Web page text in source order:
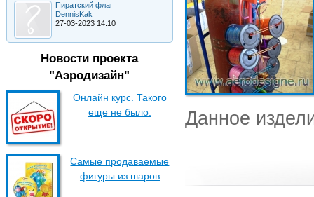
Пиратский флаг
DennisKak
27-03-2023 14:10
Новости проекта
"Аэродизайн"
Онлайн курс. Такого
еще не было.
Самые продаваемые
фигуры из шаров
Данное